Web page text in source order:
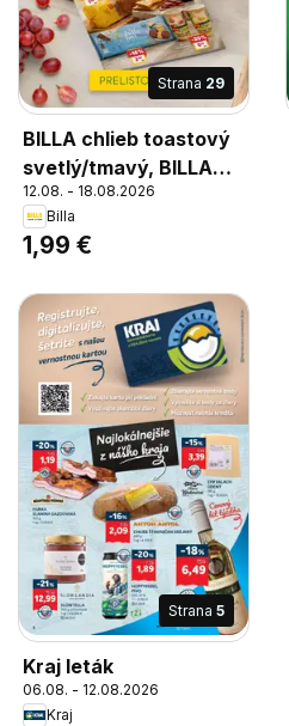
Strana 29
BILLA chlieb toastový
svetlý/tmavý, BILLA
toastový chlieb
svetlý/tmavý 500 g
12.08. - 18.08.2026
Billa
1,99 €
Strana 5
Kraj leták
06.08. - 12.08.2026
Kraj